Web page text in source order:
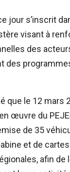
jour s’inscrit
visant à
des
des
que le 12 mars
œuvre du
de 35
et de
afin de